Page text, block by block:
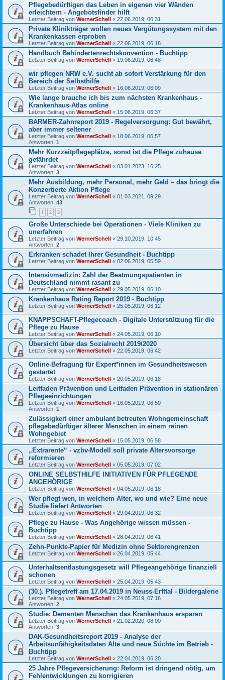
Pflegebedürftigen das Leben in eigenen vier Wänden
erleichtern - Angebotsfinder hilft
Letzter Beitrag von WernerSchell « 22.06.2019, 06:31
Private Klinikträger wollen neues Vergütungssystem mit den
Krankenkassen erproben
Letzter Beitrag von WernerSchell « 22.06.2019, 06:18
Handbuch Behindertenrechtskonvention - Buchtipp
Letzter Beitrag von WernerSchell « 19.06.2019, 06:48
wir pflegen NRW e.V. sucht ab sofort Verstärkung für den
Bereich der Selbsthilfe
Letzter Beitrag von WernerSchell « 16.06.2019, 06:09
Wie lange brauche ich bis zum nächsten Krankenhaus -
Krankenhaus-Atlas online
Letzter Beitrag von WernerSchell « 15.06.2019, 06:37
BARMER-Zahnreport 2019 - Regelversorgung: Gut bewährt,
aber immer seltener
Letzter Beitrag von WernerSchell « 18.06.2019, 06:57
Antworten: 1
Mehr Kurzzeitpflegeplätze, sonst ist die Pflege zuhause
gefährdet
Letzter Beitrag von WernerSchell « 03.01.2023, 16:25
Antworten: 3
Mehr Ausbildung, mehr Personal, mehr Geld – das bringt die
Konzertierte Aktion Pflege
Letzter Beitrag von WernerSchell « 01.03.2021, 09:29
Antworten: 43
1 2 3
Große Unterschiede bei Operationen - Viele Kliniken zu
unerfahren
Letzter Beitrag von WernerSchell « 29.10.2019, 10:45
Antworten: 2
Erkranken schadet Ihrer Gesundheit - Buchtipp
Letzter Beitrag von WernerSchell « 02.06.2019, 05:59
Intensivmedizin: Zahl der Beatmungspatienten in
Deutschland nimmt rasant zu
Letzter Beitrag von WernerSchell « 29.05.2019, 06:10
Krankenhaus Rating Report 2019 - Buchtipp
Letzter Beitrag von WernerSchell « 25.05.2019, 06:12
KNAPPSCHAFT-Pflegecoach - Digitale Unterstützung für die
Pflege zu Hause
Letzter Beitrag von WernerSchell « 24.05.2019, 06:10
Übersicht über das Sozialrecht 2019/2020
Letzter Beitrag von WernerSchell « 22.05.2019, 06:42
Online-Befragung für Expert*innen im Gesundheitswesen
gestartet
Letzter Beitrag von WernerSchell « 20.05.2019, 06:18
Leitfaden Prävention und Leitfaden Prävention in stationären
Pflegeeinrichtungen
Letzter Beitrag von WernerSchell « 16.05.2019, 06:50
Antworten: 1
Zulässigkeit einer ambulant betreuten Wohngemeinschaft
pflegebedürftiger älterer Menschen in einem reinen
Wohngebiet
Letzter Beitrag von WernerSchell « 15.05.2019, 06:58
„Extrarente“ - vzbv-Modell soll private Altersvorsorge
reformieren
Letzter Beitrag von WernerSchell « 05.05.2019, 07:02
ONLINE SELBSTHILFE INITIATIVEN FÜR PFLEGENDE
ANGEHÖRIGE
Letzter Beitrag von WernerSchell « 04.05.2019, 06:18
Wer pflegt wen, in welchem Alter, wo und wie? Eine neue
Studie liefert Antworten
Letzter Beitrag von WernerSchell « 29.04.2019, 06:32
Pflege zu Hause - Was Angehörige wissen müssen -
Buchtipp
Letzter Beitrag von WernerSchell « 28.04.2019, 06:41
Zehn-Punkte-Papier für Medizin ohne Sektorengrenzen
Letzter Beitrag von WernerSchell « 26.04.2019, 05:44
Unterhaltsentlastungsgesetz will Pflegeangehörige finanziell
schonen
Letzter Beitrag von WernerSchell « 25.04.2019, 05:43
(30.). Pflegetreff am 17.04.2019 in Neuss-Erfttal - Bildergalerie
Letzter Beitrag von WernerSchell « 24.05.2019, 07:16
Antworten: 2
Studie: Dementen Menschen das Krankenhaus ersparen
Letzter Beitrag von WernerSchell « 21.02.2020, 08:00
Antworten: 3
DAK-Gesundheitsreport 2019 - Analyse der
Arbeitsunfähigkeitsdaten Alte und neue Süchte im Betrieb -
Buchtipp
Letzter Beitrag von WernerSchell « 22.04.2019, 06:20
25 Jahre Pflegeversicherung: Reform ist dringend nötig, um
Fehlentwicklungen zu korrigieren